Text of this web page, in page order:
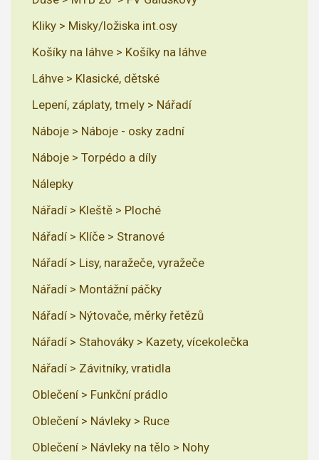
Kliky > Misky/ložiska int.osy
Košíky na láhve > Košíky na láhve
Láhve > Klasické, dětské
Lepení, záplaty, tmely > Nářadí
Náboje > Náboje - osky zadní
Náboje > Torpédo a díly
Nálepky
Nářadí > Kleště > Ploché
Nářadí > Klíče > Stranové
Nářadí > Lisy, naražeče, vyražeče
Nářadí > Montážní páčky
Nářadí > Nýtovače, měrky řetězů
Nářadí > Stahováky > Kazety, vícekolečka
Nářadí > Závitníky, vratidla
Oblečení > Funkční prádlo
Oblečení > Návleky > Ruce
Oblečení > Návleky na tělo > Nohy